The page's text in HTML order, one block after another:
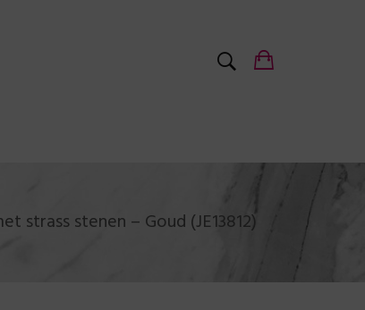
strass stenen – Goud (JE13812)